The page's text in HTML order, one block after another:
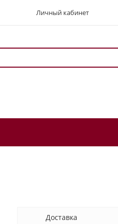
Личный кабинет
Доставка